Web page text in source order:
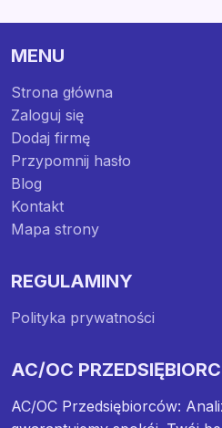
MENU
Strona główna
Zaloguj się
Dodaj firmę
Przypomnij hasło
Blog
Kontakt
Mapa strony
REGULAMINY
Polityka prywatności
AC/OC
AC/OC Przedsiębiorców: